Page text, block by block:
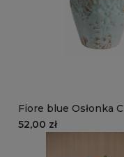
Fiore blue Osłonka C
52,00 zł